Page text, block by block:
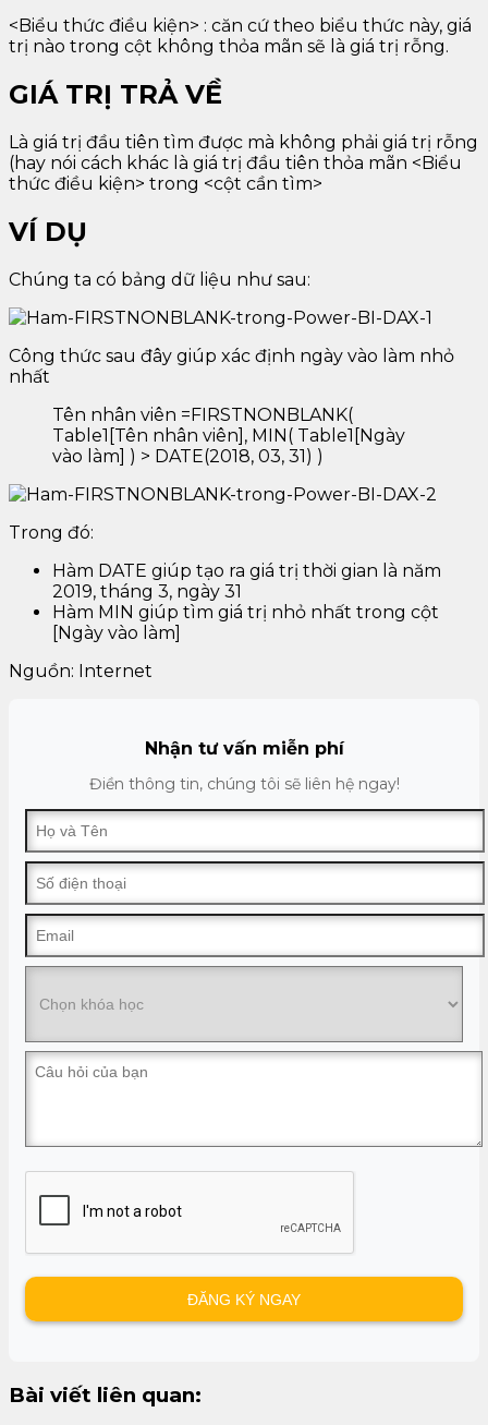
<Biểu thức điều kiện> : căn cứ theo biểu thức này, giá
trị nào trong cột không thỏa mãn sẽ là giá trị rỗng.
GIÁ TRỊ TRẢ VỀ
Là giá trị đầu tiên tìm được mà không phải giá trị rỗng
(hay nói cách khác là giá trị đầu tiên thỏa mãn <Biểu
thức điều kiện> trong <cột cần tìm>
VÍ DỤ
Chúng ta có bảng dữ liệu như sau:
Công thức sau đây giúp xác định ngày vào làm nhỏ
nhất
Tên nhân viên =FIRSTNONBLANK(
Table1[Tên nhân viên], MIN( Table1[Ngày
vào làm] ) > DATE(2018, 03, 31) )
Trong đó:
Hàm DATE giúp tạo ra giá trị thời gian là năm
2019, tháng 3, ngày 31
Hàm MIN giúp tìm giá trị nhỏ nhất trong cột
[Ngày vào làm]
Nguồn: Internet
Nhận tư vấn miễn phí
Điền thông tin, chúng tôi sẽ liên hệ ngay!
Bài viết liên quan: